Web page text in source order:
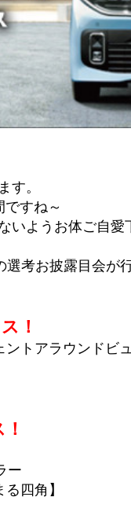
す。
すね～
いようお体ご自愛
考お披露目会が
！
トアラウンド
ー
四角】